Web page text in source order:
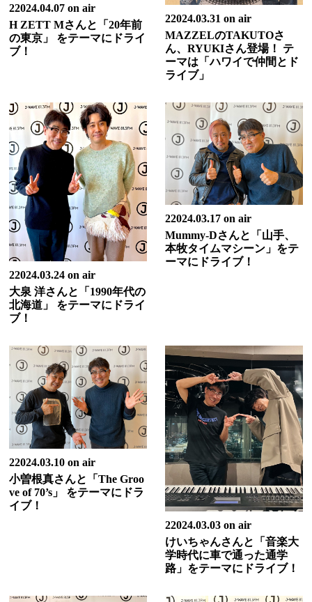
22024.04.07 on air
H ZETT Mさんと「20年前
の東京」 をテーマにドライ
ブ！
22024.03.31 on air
MAZZELのTAKUTOさ
ん、RYUKIさん登場！ テ
ーマは「ハワイで仲間とド
ライブ」
22024.03.24 on air
大泉 洋さんと「1990年代の
北海道」 をテーマにドライ
ブ！
22024.03.17 on air
Mummy-Dさんと「山手、
本牧タイムマシーン」をテ
ーマにドライブ！
22024.03.10 on air
小曽根真さんと「The Groo
ve of 70’s」 をテーマにドラ
イブ！
22024.03.03 on air
けいちゃんさんと「音楽大
学時代に車で通った通学
路」をテーマにドライブ！